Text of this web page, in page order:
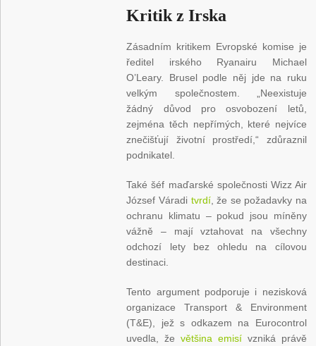
Kritik z Irska
Zásadním kritikem Evropské komise je
ředitel irského Ryanairu Michael
O’Leary. Brusel podle něj jde na ruku
velkým společnostem. „Neexistuje
žádný důvod pro osvobození letů,
zejména těch nepřímých, které nejvíce
znečišťují životní prostředí,“ zdůraznil
podnikatel.
Také šéf maďarské společnosti Wizz Air
József Váradi tvrdí, že se požadavky na
ochranu klimatu – pokud jsou míněny
vážně – mají vztahovat na všechny
odchozí lety bez ohledu na cílovou
destinaci.
Tento argument podporuje i nezisková
organizace Transport & Environment
(T&E), jež s odkazem na Eurocontrol
uvedla, ževětšina emisívzniká právě